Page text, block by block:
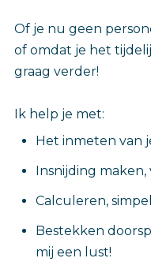
Of je nu geen
of omdat je het
graag verder!
Ik help je met:
Het inmeten van
Insnijding
Calculeren,
Bestekken
mij een lust!